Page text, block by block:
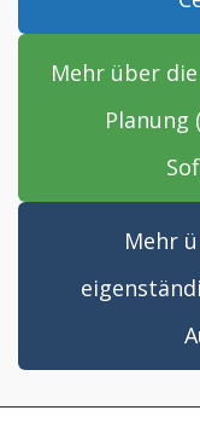
Mehr über
Planung
Mehr